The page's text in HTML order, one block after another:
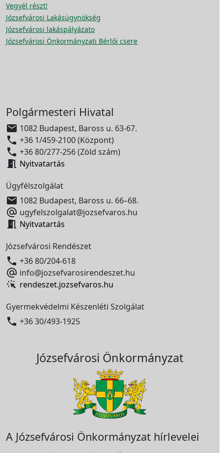
Vegyél részt!
Józsefvárosi Lakásügynökség
Józsefvárosi lakáspályázato
Józsefvárosi Önkormányzati Bérlői csere
Polgármesteri Hivatal
 1082 Budapest, Baross u. 63-67.
 +36 1/459-2100 (Központ)
 +36 80/277-256 (Zöld szám)
 Nyitvatartás
Ügyfélszolgálat
 1082 Budapest, Baross u. 66–68.
 ugyfelszolgalat@jozsefvaros.hu
 Nyitvatartás
Józsefvárosi Rendészet
 +36 80/204-618
 info@jozsefvarosirendeszet.hu
rendeszet.jozsefvaros.hu
Gyermekvédelmi Készenléti Szolgálat
 +36 30/493-1925
Józsefvárosi Önkormányzat
A Józsefvárosi Önkormányzat hírlevelei